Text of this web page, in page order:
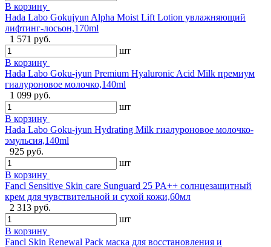
В корзину
Hada Labo Gokujyun Alpha Moist Lift Lotion увлажняющий
лифтинг-лосьон,170ml
1 571 руб.
шт
В корзину
Hada Labo Goku-jyun Premium Hyaluronic Acid Milk премиум
гиалуроновое молочко,140ml
1 099 руб.
шт
В корзину
Hada Labo Goku-jyun Hydrating Milk гиалуроновое молочко-
эмульсия,140ml
925 руб.
шт
В корзину
Fancl Sensitive Skin care Sunguard 25 PA++ солнцезащитный
крем для чувствительной и сухой кожи,60мл
2 313 руб.
шт
В корзину
Fancl Skin Renewal Pack маска для восстановления и